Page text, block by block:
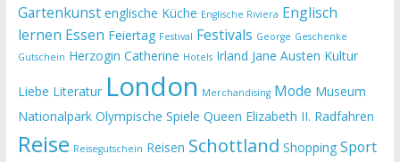
Gartenkunst englische Küche Englische Riviera Englisch
lernen Essen Feiertag Festival Festivals George Geschenke
Gutschein Herzogin Catherine Hotels Irland Jane Austen Kultur
Liebe Literatur London Merchandising Mode Museum
Nationalpark Olympische Spiele Queen Elizabeth II. Radfahren
Reise Reisegutschein Reisen Schottland Shopping Sport